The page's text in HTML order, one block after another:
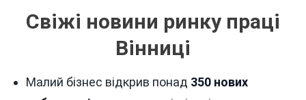
Свіжі новини ринку праці
Вінниці
Малий бізнес відкрив понад 350 нових